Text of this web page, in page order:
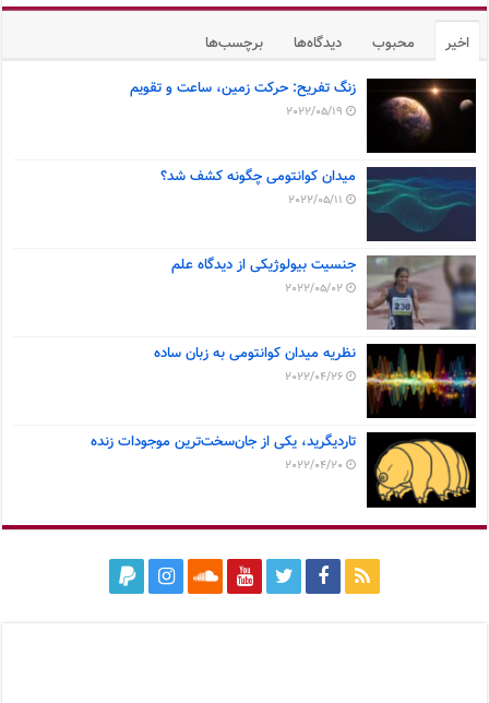
اخیر محبوب دیدگاه‌ها برچسب‌ها
زنگ تفریح: حرکت زمین، ساعت و تقویم
2022/05/19
میدان کوانتومی چگونه کشف شد؟
2022/05/11
جنسیت بیولوژیکی از دیدگاه علم
2022/05/02
نظریه میدان کوانتومی به زبان ساده
2022/04/26
تاردیگرید، یکی از جان‌سخت‌ترین موجودات زنده
2022/04/20